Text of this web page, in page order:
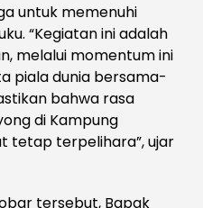
untuk memenuhi
“Kegiatan ini adalah
melalui momentum ini
piala dunia bersama-
bahwa rasa
di Kampung
tetap terpelihara”, ujar
tersebut, Bapak